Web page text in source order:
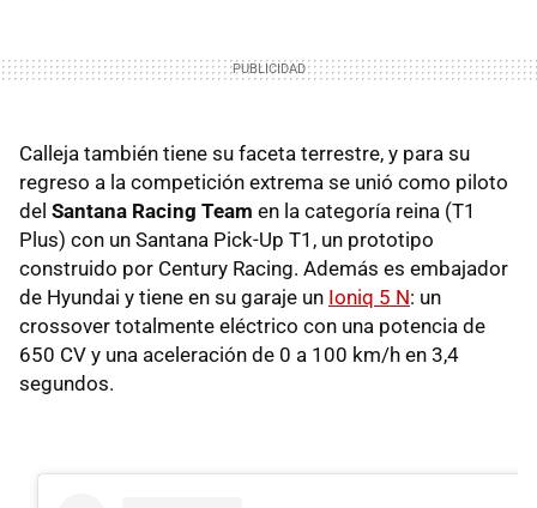
Calleja también tiene su faceta terrestre, y para su
regreso a la competición extrema se unió como piloto
del Santana Racing Team en la categoría reina (T1
Plus) con un Santana Pick-Up T1, un prototipo
construido por Century Racing. Además es embajador
de Hyundai y tiene en su garaje un Ioniq 5 N: un
crossover totalmente eléctrico con una potencia de
650 CV y una aceleración de 0 a 100 km/h en 3,4
segundos.